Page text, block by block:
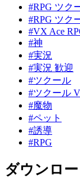
#RPG ツク
#RPG ツク
#VX Ace
#神
#実況
#実況 歓迎
#ツクール
#ツクール
#魔物
#ペット
#誘導
#RPG
ダウンロー